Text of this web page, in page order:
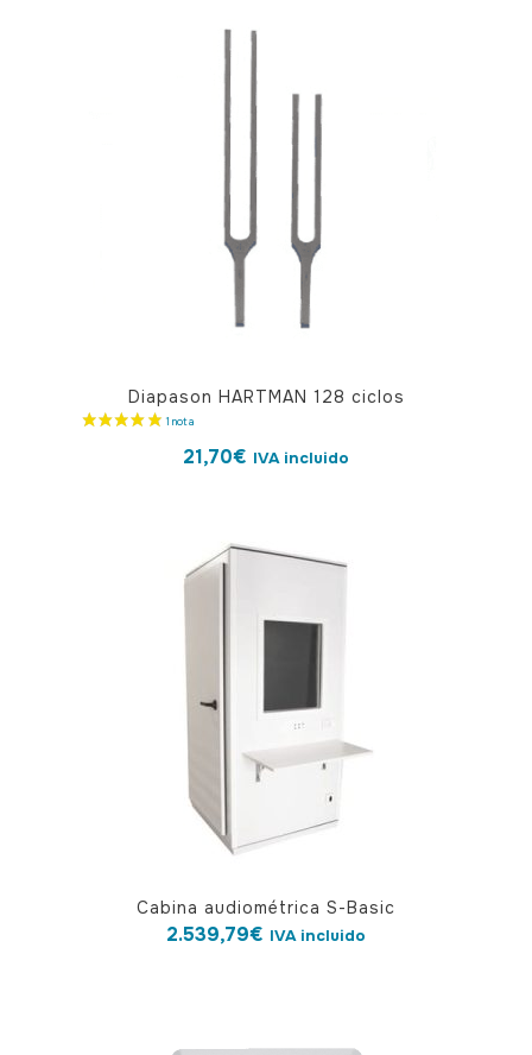
Diapason HARTMAN 128 ciclos
21,70€ IVA incluido
Cabina audiométrica S-Basic
2.539,79€ IVA incluido